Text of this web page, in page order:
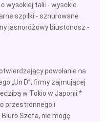
wysokiej talii - wysokie
szpilki - sznurowane
jasnoróżowy biustonosz -
powołanie na
„Un D”, firmy zajmującej
w Tokio w Japonii.*
przestronnego i
Szefa, nie mogę